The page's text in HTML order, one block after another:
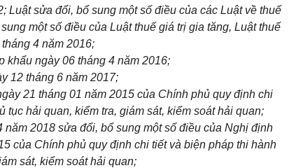
Luật sửa đổi, bổ sung một số điều của các Luật về thuế
một số điều của Luật thuế giá trị gia tăng, Luậtthuế
4 năm 2016;
khẩu ngày 06 tháng 4 năm 2016;
12 tháng 6 năm 2017;
21 tháng 01 năm 2015 của Chính phủ quy định chi
tục hải quan, kiểm tra, giám sát, kiểm soát hải quan;
năm 2018 sửa đổi, bổsung một số điều của Nghị định
của Chính phủ quy định chi tiết và biện pháp thi hành
sát, kiểm soát hải quan;